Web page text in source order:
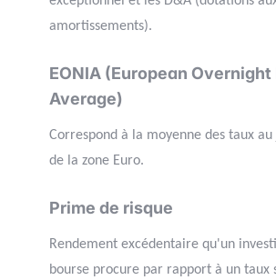
amortissements).
EONIA (European Overnight
Average)
Correspond à la moyenne des taux
de la zone Euro.
Prime de risque
Rendement excédentaire qu'un
bourse procure par rapport à un taux